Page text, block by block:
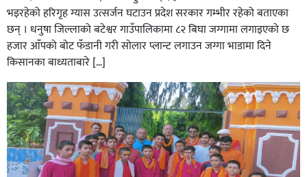
भइरहेको हरिगृह ग्यास उत्सर्जन घटाउन प्रदेश सरकार गम्भीर रहेको बताएका
छन् । धनुषा जिल्लाको बटेश्वर गाउँपालिकामा ८२ बिघा जग्गामा लगाइएको छ
हजार आँपको बोट फँडानी गरी सोलार प्लान्ट लगाउन जग्गा भाडामा दिने
किसानका बाध्यताबारे […]